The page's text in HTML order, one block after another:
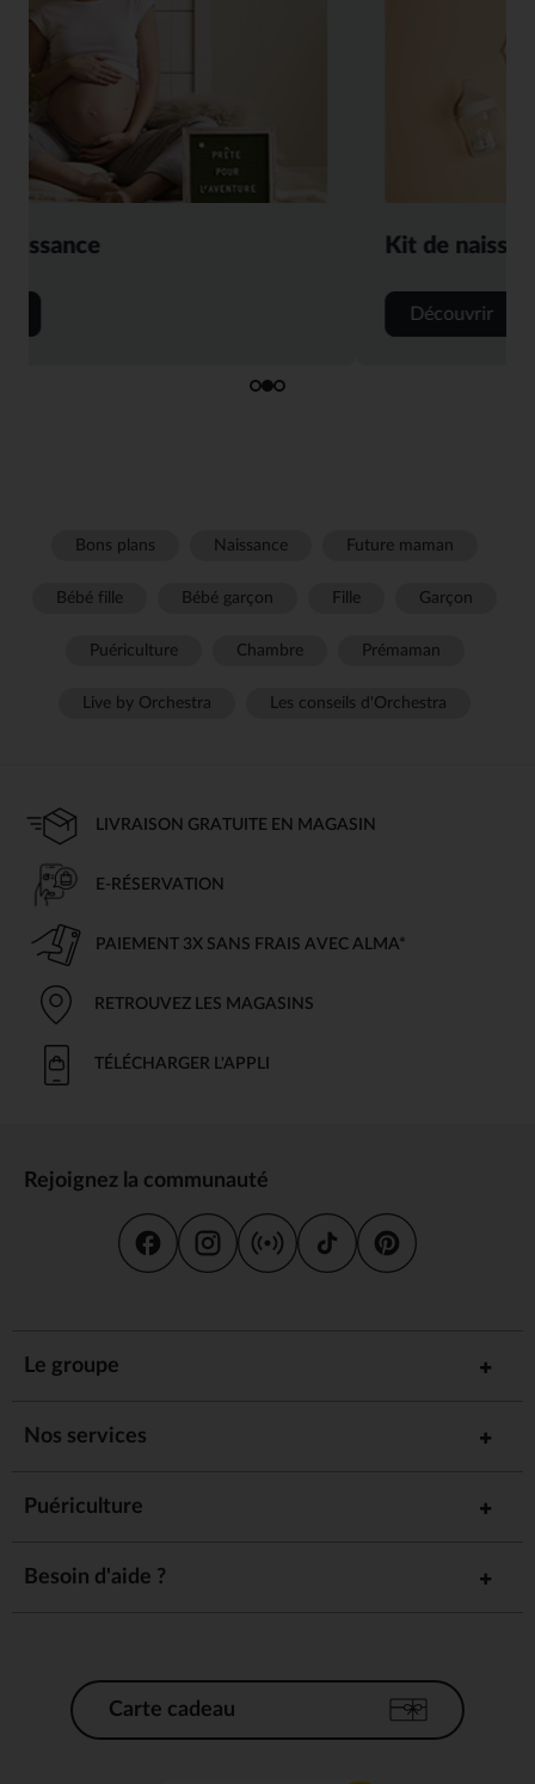
Kit de naissance
Bons plans Naissance Future maman
Bébé fille Bébé garçon Fille Garçon
Puériculture Chambre Prémaman
Live by Orchestra Les conseils d'Orchestra
LIVRAISON GRATUITE EN MAGASIN
E-RÉSERVATION
PAIEMENT 3X SANS FRAIS AVEC ALMA*
RETROUVEZ LES MAGASINS
TÉLÉCHARGER L'APPLI
Rejoignez la communauté
Le groupe
Nos services
Puériculture
Besoin d'aide ?
Carte cadeau